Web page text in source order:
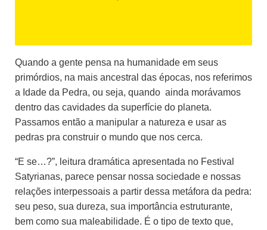
Quando a gente pensa na humanidade em seus
primórdios, na mais ancestral das épocas, nos referimos
a Idade da Pedra, ou seja, quando ainda morávamos
dentro das cavidades da superfície do planeta.
Passamos então a manipular a natureza e usar as
pedras pra construir o mundo que nos cerca.
“E se…?”, leitura dramática apresentada no Festival
Satyrianas, parece pensar nossa sociedade e nossas
relações interpessoais a partir dessa metáfora da pedra:
seu peso, sua dureza, sua importância estruturante,
bem como sua maleabilidade. É o tipo de texto que,